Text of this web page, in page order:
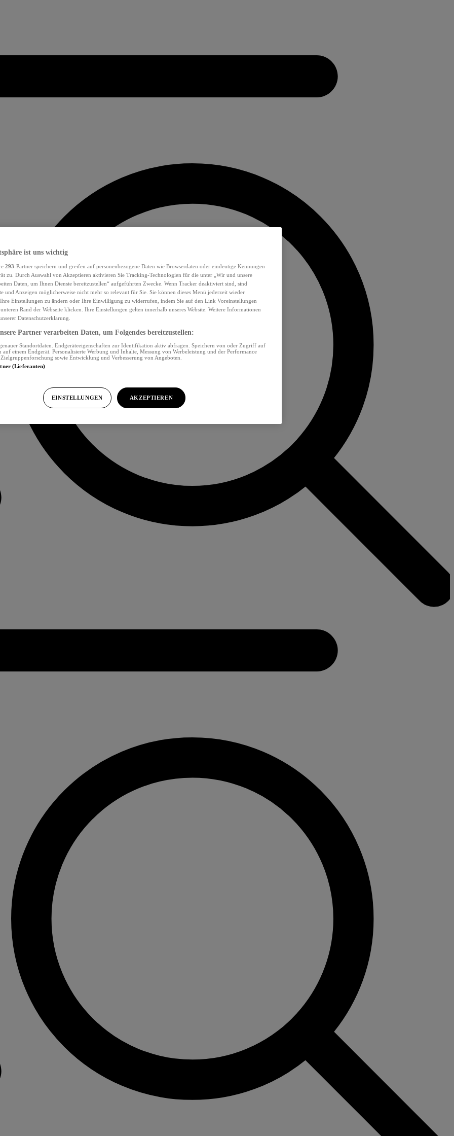
ist uns wichtig
293-Partner speichern und greifen auf personenbezogene Daten wie Browserdaten oder eindeutige Kennungen
zu. Durch Auswahl von Akzeptieren aktivieren Sie Tracking-Technologien für die unter „Wir und unsere
Daten, um Ihnen Dienste bereitzustellen“ aufgeführten Zwecke. Wenn Tracker deaktiviert sind, sind
und Anzeigen möglicherweise nicht mehr so relevant für Sie. Sie können dieses Menü jederzeit wieder
Einstellungen zu ändern oder Ihre Einwilligung zu widerrufen, indem Sie auf den Link Voreinstellungen
Rand der Webseite klicken. Ihre Einstellungen gelten innerhalb unseres Website. Weitere Informationen
Datenschutzerklärung.
Partner verarbeiten Daten, um Folgendes bereitzustellen:
Standortdaten. Endgeräteeigenschaften zur Identifikation aktiv abfragen. Speichern von oder Zugriff auf
einem Endgerät. Personalisierte Werbung und Inhalte, Messung von Werbeleistung und der Performance
sowie Entwicklung und Verbesserung von Angeboten.
(Lieferanten)
EINSTELLUNGEN AKZEPTIEREN